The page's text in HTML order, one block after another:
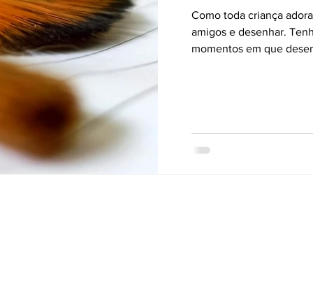
Como toda criança
amigos e desenhar.
momentos em que